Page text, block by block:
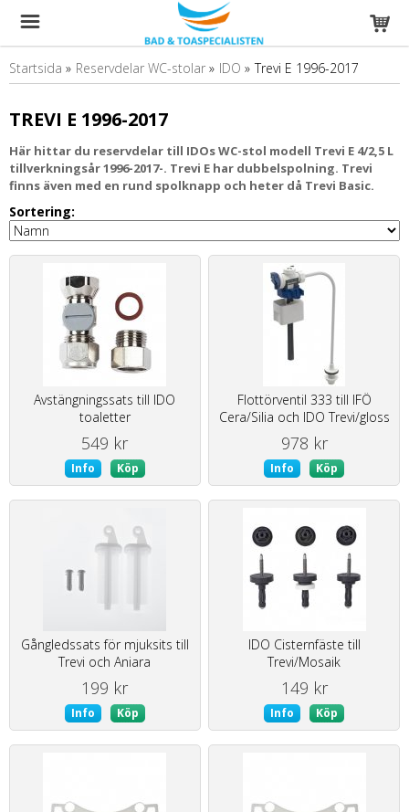
Startsida » Reservdelar WC-stolar » IDO » Trevi E 1996-2017
TREVI E 1996-2017
Här hittar du reservdelar till IDOs WC-stol modell Trevi E 4/2,5 L
tillverkningsår 1996-2017-. Trevi E har dubbelspolning. Trevi
finns även med en rund spolknapp och heter då Trevi Basic.
Sortering:
Avstängningssats till IDO
toaletter
549 kr
Info Köp
Flottörventil 333 till IFÖ
Cera/Silia och IDO Trevi/gloss
WC-stolar
978 kr
Info Köp
Gångledssats för mjuksits till
Trevi och Aniara
199 kr
Info Köp
IDO Cisternfäste till
Trevi/Mosaik
149 kr
Info Köp